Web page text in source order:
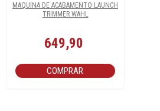
MAQUINA DE ACABAMENTO LAUNCH
TRIMMER WAHL
649,90
COMPRAR